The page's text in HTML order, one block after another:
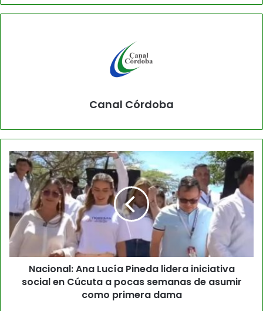
Canal Córdoba
Nacional: Ana Lucía Pineda lidera iniciativa
social en Cúcuta a pocas semanas de asumir
como primera dama